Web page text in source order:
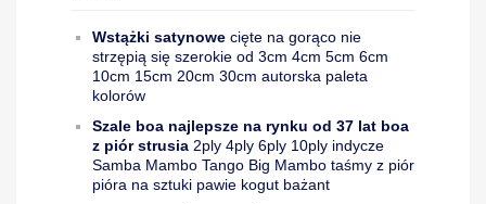
Wstążki satynowe cięte na gorąco nie
strzępią się szerokie od 3cm 4cm 5cm 6cm
10cm 15cm 20cm 30cm autorska paleta
kolorów
Szale boa najlepsze na rynku od 37 lat boa
z piór strusia 2ply 4ply 6ply 10ply indycze
Samba Mambo Tango Big Mambo taśmy z piór
pióra na sztuki pawie kogut bażant